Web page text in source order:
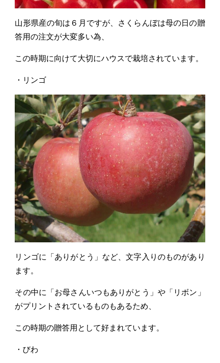
山形県産の旬は６月ですが、さくらんぼは母の日の贈
答用の注文が大変多い為、
この時期に向けて大切にハウスで栽培されています。
・リンゴ
リンゴに「ありがとう」など、文字入りのものがあり
ます。
その中に「お母さんいつもありがとう」や「リボン」
がプリントされているものもあるため、
この時期の贈答用として好まれています。
・びわ